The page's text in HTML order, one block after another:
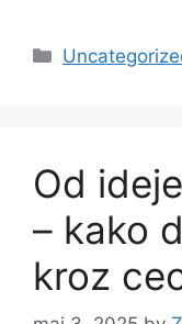
Categories
Od
– kako
kroz